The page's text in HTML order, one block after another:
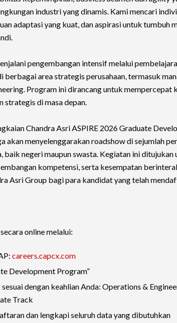
industri yang dinamis. Kami mencari
adaptasi yang kuat, dan aspirasi untuk tumbuh
pengembangan intensif melalui
berbagai area strategis perusahaan, termasuk
Program ini dirancang untuk mempercepat
strategis di masa depan.
Chandra Asri ASPIRE 2026 Graduate
akan menyelenggarakan roadshow di sejumlah
baik negeri maupun swasta. Kegiatan ini
kompetensi, serta kesempatan
Asri Group bagi para kandidat yang telah
online melalui:
careers.capcx.com
Development Program”
dengan keahlian Anda: Operations &
Track
dan lengkapi seluruh data yang dibutuhkan